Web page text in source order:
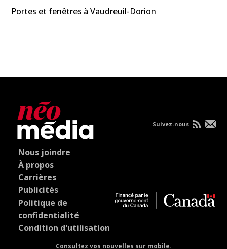
Portes et fenêtres à Vaudreuil-Dorion
Nous joindre
À propos
Carrières
Publicités
Politique de
confidentialité
Condition d'utilisation
Consultez vos nouvelles sur mobile.
Suivez-nous